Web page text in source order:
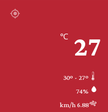
27
℃
74%
6.88 km/h